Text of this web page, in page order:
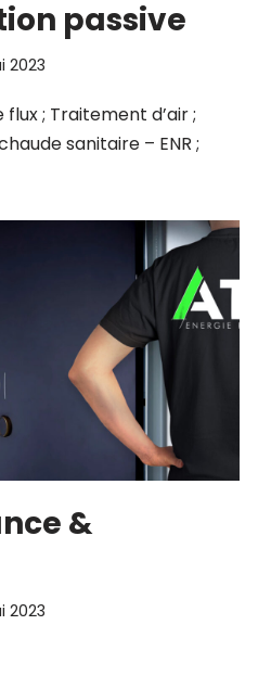
passive
2023
; Traitement d’air ;
sanitaire – ENR ;
&
2023